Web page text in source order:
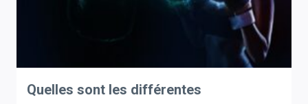
Quelles sont les différentes